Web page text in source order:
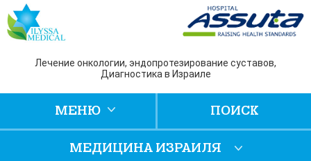
Лечение онкологии, эндопротезирование суставов,
Диагностика в Израиле
ПОИСК
МЕНЮ
МЕДИЦИНА ИЗРАИЛЯ